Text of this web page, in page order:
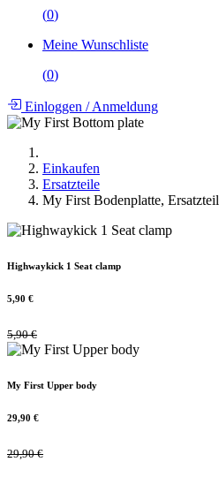
(0)
Meine Wunschliste
(0)
Einloggen /Anmeldung
Einkaufen
Ersatzteile
My First Bodenplatte, Ersatzteil
Highwaykick 1 Seat clamp
5,90 €
5,90€
My First Upper body
29,90 €
29,90€